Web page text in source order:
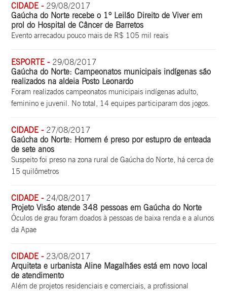
CIDADE - 29/08/2017
Gaúcha do Norte recebe o 1º Leilão Direito de Viver em
prol do Hospital de Câncer de Barretos
Evento arrecadou pouco mais de R$ 105 mil reais
ESPORTE - 29/08/2017
Gaúcha do Norte: Campeonatos municipais indígenas são
realizados na aldeia Posto Leonardo
Foram realizados campeonatos municipais indígenas adulto,
feminino e juvenil. No total, 14 equipes participaram dos jogos.
CIDADE - 27/08/2017
Gaúcha do Norte: Homem é preso por estupro de enteada
de sete anos
Suspeito foi preso na zona rural de Gaúcha do Norte, há cerca de
15 quilômetros
CIDADE - 24/08/2017
Projeto Visão atende 348 pessoas em Gaúcha do Norte
Óculos de grau foram doados à pessoas de baixa renda e a alunos
da Apae
CIDADE - 23/08/2017
Arquiteta e urbanista Aline Magalhães está em novo local
de atendimento
Além de projetos residenciais e comerciais, a profissional